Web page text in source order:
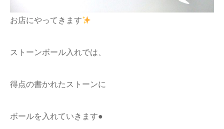
お店にやってきます
ストーンボール入れでは、
得点の書かれたストーンに
ボールを入れていきます●